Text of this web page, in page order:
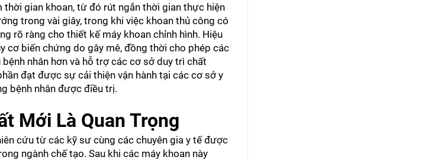
gian khoan, từ đó rút ngắn thời gian thực hiện
trong vài giây, trong khi việc khoan thủ công có
rõ ràng cho thiết kế máy khoan chỉnh hình. Hiệu
cơ biến chứng do gây mê, đồng thời cho phép các
nhân hơn và hỗ trợ các cơ sở duy trì chất
đạt được sự cải thiện vận hành tại các cơ sở y
bệnh nhân được điều trị.
Mới Là Quan Trọng
cứu từ các kỹ sư cùng các chuyên gia y tế được
ngành chế tạo. Sau khi các máy khoan này